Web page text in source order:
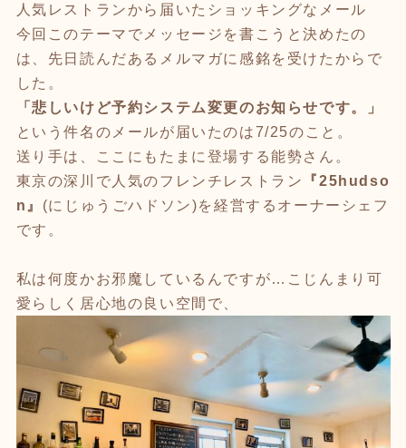
人気レストランから届いたショッキングなメール
今回このテーマでメッセージを書こうと決めたの
は、先日読んだあるメルマガに感銘を受けたからで
した。
「悲しいけど予約システム変更のお知らせです。」
という件名のメールが届いたのは7/25のこと。
送り手は、ここにもたまに登場する能勢さん。
東京の深川で人気のフレンチレストラン
『25hudso
n』 (にじゅうごハドソン)を経営するオーナーシェフ
です。
私は何度かお邪魔しているんですが…こじんまり可
愛らしく居心地の良い空間で、